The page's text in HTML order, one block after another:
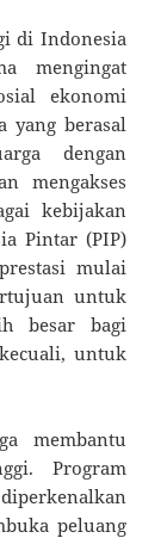
di Indonesia
mengingat
ekonomi
yang berasal
dengan
mengakses
kebijakan
Pintar (PIP)
mulai
untuk
besar bagi
untuk
membantu
Program
peluang